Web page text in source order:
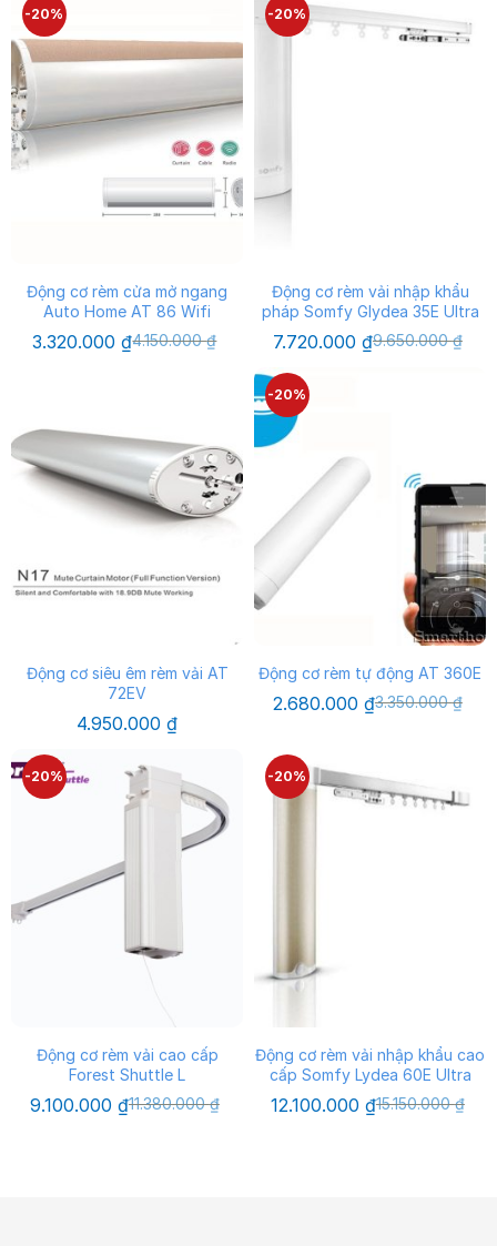
1.480.000 ₫.
là:
1.190.000 ₫.
-20%
Động cơ rèm cửa mở ngang
Auto Home AT 86 Wifi
4.150.000₫
Giá
gốc
3.320.000₫Giá
hiện
-20%
Động cơ rèm vải nhập khẩu
pháp Somfy Glydea 35E Ultra
9.650.000₫
Giá
gốc
7.720.000 ₫Giá
hiện
Động cơ siêu êm rèm vải AT
72EV
4.950.000 ₫
-20%
Động cơ rèm tự động AT 360E
3.350.000₫
Giá
gốc
2.680.000 ₫Giá
hiện
2.680.000 ₫.
-20%
Động cơ rèm vải cao cấp
Forest Shuttle L
11.380.000₫
Giá
gốc
9.100.000 ₫Giá
hiện
-20%
Động cơ rèm vải nhập khẩu cao
cấp Somfy Lydea 60E Ultra
15.150.000₫
Giá
gốc
12.100.000 ₫Giá
hiện